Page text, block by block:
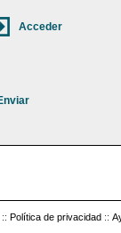
:: Política de privacidad ::